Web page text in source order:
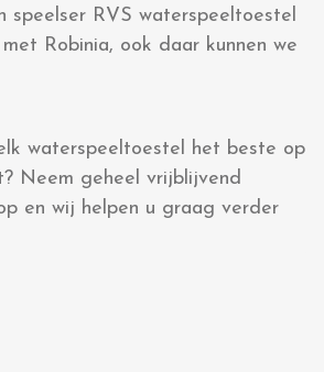
speelser RVS waterspeeltoestel
Robinia, ook daar kunnen we
waterspeeltoestel het beste op
Neem geheel vrijblijvend
en wij helpen u graag verder